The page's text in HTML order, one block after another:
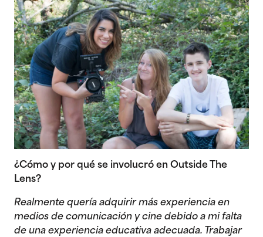
¿Cómo y por qué se involucró en Outside The
Lens?
Realmente quería adquirir más experiencia en
medios de comunicación y cine debido a mi falta
de una experiencia educativa adecuada. Trabajar